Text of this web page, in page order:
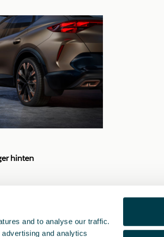
and to analyse our traffic.
and analytics
hinten